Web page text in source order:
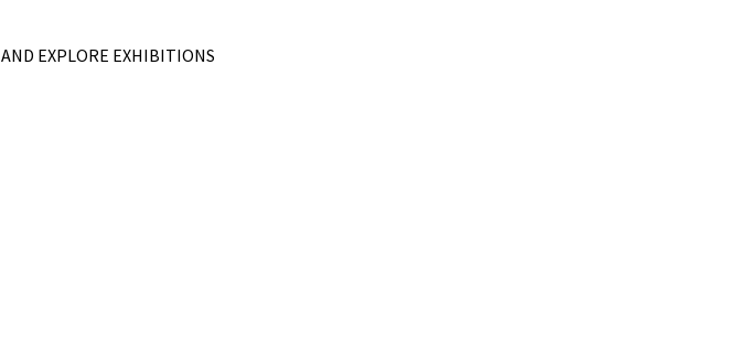
AND EXPLORE EXHIBITIONS